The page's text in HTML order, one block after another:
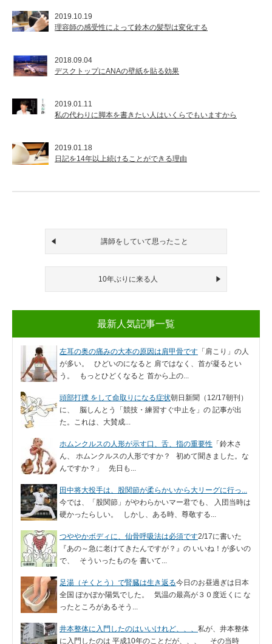
2019.10.19
理容師の感受性によって鈴木の髪型は変化する
2018.09.04
デスクトップにANAの壁紙を貼る効果
2019.01.11
私の代わりに脚本を書きたい人はいくらでもいますから
2019.01.18
日記を14年以上続けることができる理由
講師をしていて思ったこと
10年ぶりに来る人
最新人気記事一覧
左耳の奥の痛みの大本の原因は肩甲骨です 「肩こり」の人
が多い。 ひどいのになると 肩ではなく、首が凝るとい
う。 もっとひどくなると 首から上の...
頭部打撲 をして命取りになる症状朝日新聞（12/17朝刊）
に、 脳しんとう「競技・練習すぐ中止を」の 記事が出
た。これは、大賛成...
ホムンクルスの人形が示す口、舌、指の重要性 「鈴木さ
ん、 ホムンクルスの人形ですか？ 初めて聞きました。な
んですか？」 先日も...
田中将大投手は、股関節が柔らかいから大リーグに行っ...
今では、「股関節」がやわらかいマー君でも、 入団当時は
硬かったらしい。 しかし、ある時、尊敬する...
つややかボディに、仙骨呼吸法は必須です2/17に書いた
『あの～急に老けてきたんですが？』の いいね！が多いの
で、 そういったものを 書いて...
足湯（そくとう）で腎臓は生き返る今日のお昼過ぎは日本
全国 ぽかぽか陽気でした。 気温の最高が３０度近くに な
ったところがあるそう...
井本整体に入門したのはいいけれど、、、 私が、井本整体
に入門したのは 平成10年のことだが、、、 その当時